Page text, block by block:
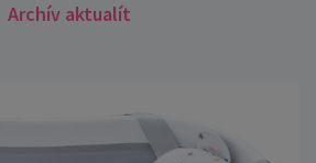
Archív aktualít